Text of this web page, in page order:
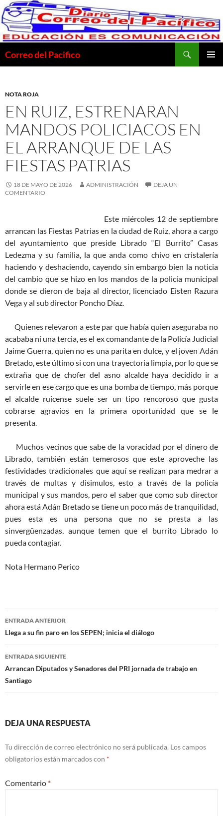
Saltar
al
contenido
Correo del Pacifico
NOTA ROJA
EN RUIZ, ESTRENARAN
MANDOS POLICIACOS EN
EL ARRANQUE DE LAS
FIESTAS PATRIAS
18 DE MAYO DE 2026 ADMINISTRACIÓN
DEJA UN
COMENTARIO
Este miércoles 12 de septiembre
arrancan las Fiestas Patrias en la ciudad de Ruiz, ahora a cargo
del ayuntamiento que preside Librado “El Burrito” Casas
Ledezma y su familia, la que anda como chivo en cristalería
haciendo y deshaciendo, cayendo sin embargo bien la noticia
del cambio que se hizo en los mandos de la policía municipal
donde se dieron de baja al director, licenciado Eisten Razura
Vega y al sub director Poncho Díaz.
Quienes relevaron a este par que había quien aseguraba no
acababa ni una tercia, es el ex comandante de la Policía Judicial
Jaime Guerra, quien no es una parita en dulce, y el joven Adán
Bretado, este último si con una trayectoria limpia, por lo que se
extraña que de chofer del asno alcalde haya decidido ir a
servirle en ese cargo que es una bomba de tiempo, más porque
el alcalde ruicense suele ser un tipo rencoroso que gusta
cobrarse agravios en la primera oportunidad que se le
presenta.
Muchos vecinos que sabe de la voracidad por el dinero de
Librado, también están temerosos que este aproveche las
festividades tradicionales que aquí se realizan para medrar a
través de multas y disimulos, esto a través de la policía
municipal y sus mandos, pero el saber que como sub director
ahora está Adán Bretado se tiene un poco más de tranquilidad,
pues esta es una persona que no se presta a las
sinvergüenzadas, aunque temen que el burrito Librado lo
pueda contagiar.
Nota Hermano Perico
Navegación
de
entradas
ENTRADA ANTERIOR
Llega a su fin paro en los SEPEN; inicia el diálogo
ENTRADA SIGUIENTE
Arrancan Diputados y Senadores del PRI jornada de trabajo en
Santiago
DEJA UNA RESPUESTA
Tu dirección de correo electrónico no será publicada. Los campos
obligatorios están marcados con *
Comentario *